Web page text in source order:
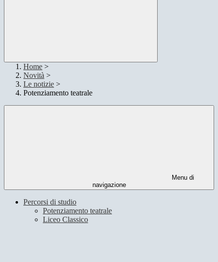
Home >
Novità >
Le notizie >
Potenziamento teatrale
Menu di
navigazione
Percorsi di studio
Potenziamento teatrale
Liceo Classico